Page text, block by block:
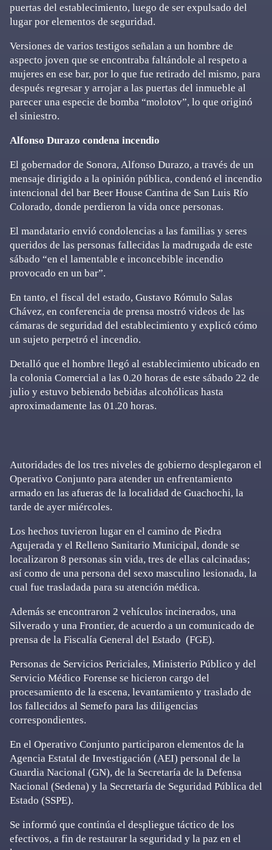
puertas del establecimiento, luego de ser expulsado del
lugar por elementos de seguridad.
Versiones de varios testigos señalan a un hombre de
aspecto joven que se encontraba faltándole al respeto a
mujeres en ese bar, por lo que fue retirado del mismo, para
después regresar y arrojar a las puertas del inmueble al
parecer una especie de bomba “molotov”, lo que originó
el siniestro.
Alfonso Durazo condena incendio
El gobernador de Sonora, Alfonso Durazo, a través de un
mensaje dirigido a la opinión pública, condenó el incendio
intencional del bar Beer House Cantina de San Luis Río
Colorado, donde perdieron la vida once personas.
El mandatario envió condolencias a las familias y seres
queridos de las personas fallecidas la madrugada de este
sábado “en el lamentable e inconcebible incendio
provocado en un bar”.
En tanto, el fiscal del estado, Gustavo Rómulo Salas
Chávez, en conferencia de prensa mostró videos de las
cámaras de seguridad del establecimiento y explicó cómo
un sujeto perpetró el incendio.
Detalló que el hombre llegó al establecimiento ubicado en
la colonia Comercial a las 0.20 horas de este sábado 22 de
julio y estuvo bebiendo bebidas alcohólicas hasta
aproximadamente las 01.20 horas.
Autoridades de los tres niveles de gobierno desplegaron el
Operativo Conjunto para atender un enfrentamiento
armado en las afueras de la localidad de Guachochi, la
tarde de ayer miércoles.
Los hechos tuvieron lugar en el camino de Piedra
Agujerada y el Relleno Sanitario Municipal, donde se
localizaron 8 personas sin vida, tres de ellas calcinadas;
así como de una persona del sexo masculino lesionada, la
cual fue trasladada para su atención médica.
Además se encontraron 2 vehículos incinerados, una
Silverado y una Frontier, de acuerdo a un comunicado de
prensa de la Fiscalía General del Estado (FGE).
Personas de Servicios Periciales, Ministerio Público y del
Servicio Médico Forense se hicieron cargo del
procesamiento de la escena, levantamiento y traslado de
los fallecidos al Semefo para las diligencias
correspondientes.
En el Operativo Conjunto participaron elementos de la
Agencia Estatal de Investigación (AEI) personal de la
Guardia Nacional (GN), de la Secretaría de la Defensa
Nacional (Sedena) y la Secretaría de Seguridad Pública del
Estado (SSPE).
Se informó que continúa el despliegue táctico de los
efectivos, a fin de restaurar la seguridad y la paz en el